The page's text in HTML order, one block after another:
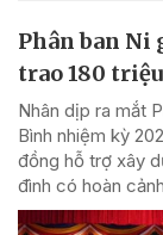
Phân ban Ni
trao 180
Nhân dịp ra mắt
Bình nhiệm kỳ
đồng hỗ trợ xây
đình có hoàn